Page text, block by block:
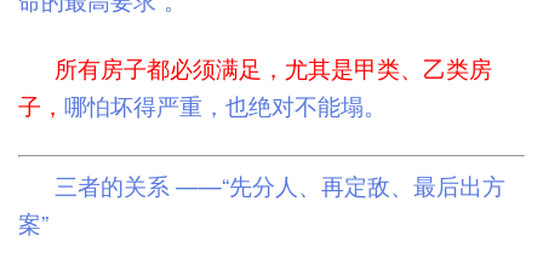
所有房子都必须满足，尤其是甲类、乙类房
子， 哪怕坏得严重，也绝对不能塌。
三者的关系 ——“先分人、再定敌、最后出方
案”